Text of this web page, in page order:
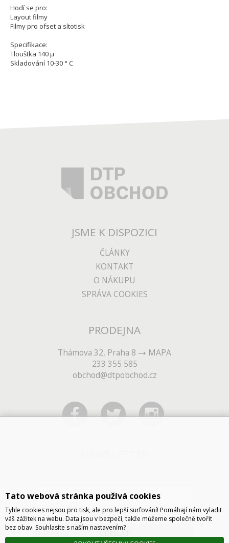
Hodí se pro:
Layout filmy
Filmy pro ofset a sítotisk
Specifikace:
Tlouštka 140 µ
Skladování 10-30 ° C
JSME K DISPOZICI
ČLÁNKY
KONTAKT
O NÁKUPU
SPRÁVA COOKIES
PRODEJNA
Thámova 32, Praha 8
MAPA
233 355 585
obchod@dtpobchod.cz
Tato webová stránka používá cookies
Tyhle cookies nejsou pro tisk, ale pro lepší surfování! Pomáhají nám vyladit
váš zážitek na webu. Data jsou v bezpečí, takže můžeme společně tvořit
bez obav. Souhlasíte s naším nastavením?